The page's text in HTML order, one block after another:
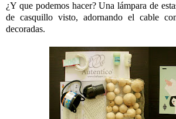
¿Y que podemos hacer? Una lámpara de
de casquillo visto, adornando el cable
decoradas.